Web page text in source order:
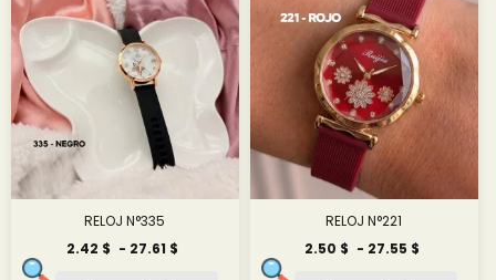
RELOJ N°335
2.42 $ - 27.61 $
RELOJ N°221
2.50 $ - 27.55 $